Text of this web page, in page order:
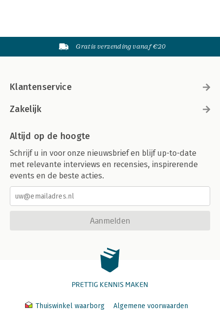
Gratis verzending vanaf €20
Klantenservice
Zakelijk
Altijd op de hoogte
Schrijf u in voor onze nieuwsbrief en blijf up-to-date
met relevante interviews en recensies, inspirerende
events en de beste acties.
Aanmelden
PRETTIG KENNIS MAKEN
Thuiswinkel waarborg
Algemene voorwaarden